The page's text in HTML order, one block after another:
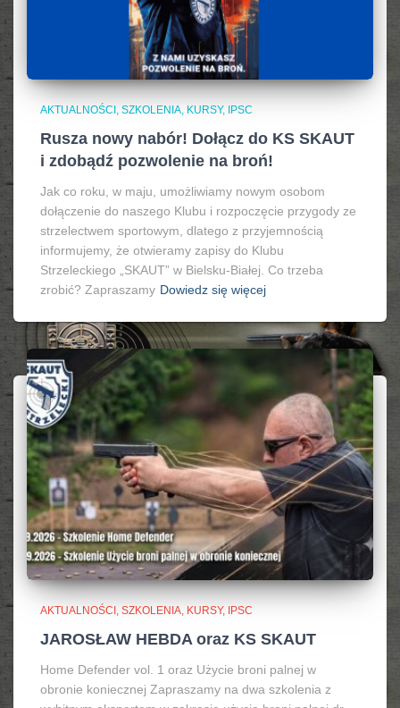
AKTUALNOŚCI, SZKOLENIA, KURSY, IPSC
Rusza nowy nabór! Dołącz do KS SKAUT
i zdobądź pozwolenie na broń!
Jak co roku, w maju, umożliwiamy nowym osobom
dołączenie do naszego Klubu i rozpoczęcie przygody ze
strzelectwem sportowym, dlatego z przyjemnością
informujemy, że otwieramy zapisy do Klubu
Strzeleckiego „SKAUT” w Bielsku-Białej. Co trzeba
zrobić? Zapraszamy Dowiedz się więcej
AKTUALNOŚCI, SZKOLENIA, KURSY, IPSC
JAROSŁAW HEBDA oraz KS SKAUT
Home Defender vol. 1 oraz Użycie broni palnej w
obronie koniecznej Zapraszamy na dwa szkolenia z